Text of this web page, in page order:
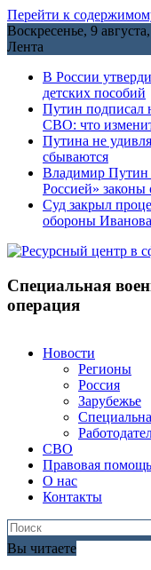
Перейти к
Воскресенье, 9
Лента
В России
детских пособий
Путин подписал
СВО: что
Путина не
сбываются
Владимир Путин
Россией» законы
Cуд закрыл
обороны Иванова
Специальная
операция
Новости
Регионы
Россия
Зарубежье
СВО
Правовая помощь
О нас
Контакты
Вы читаете